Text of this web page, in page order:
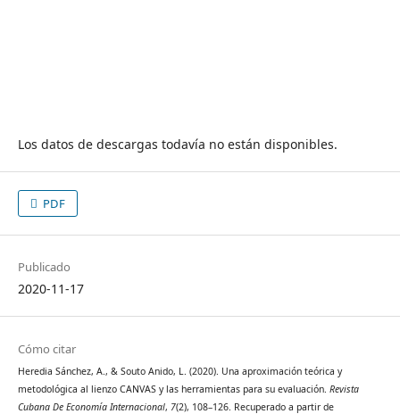
Los datos de descargas todavía no están disponibles.
PDF
Publicado
2020-11-17
Cómo citar
Heredia Sánchez, A., & Souto Anido, L. (2020). Una aproximación teórica y
metodológica al lienzo CANVAS y las herramientas para su evaluación. Revista
Cubana De Economía Internacional, 7(2), 108–126. Recuperado a partir de